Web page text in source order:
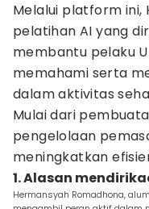
Melalui platform ini,
pelatihan AI yang
membantu pelaku
memahami serta
dalam aktivitas
Mulai dari
pengelolaan
meningkatkan
1. Alasan
Hermansyah Romadhona,